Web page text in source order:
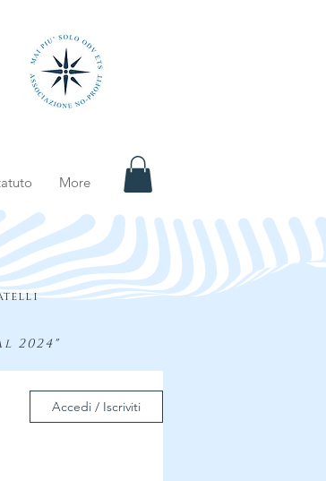
More
2024"
Accedi / Iscriviti